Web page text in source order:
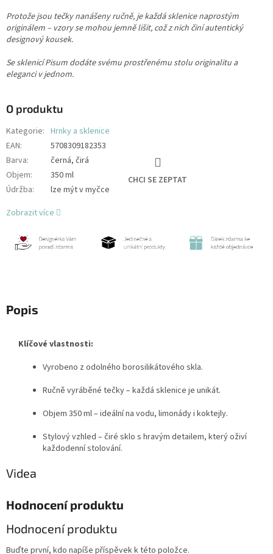
Protože jsou tečky nanášeny ručně, je každá sklenice naprostým
originálem – vzory se mohou jemně lišit, což z nich činí autentický
designový kousek.
Se sklenicí Pisum dodáte svému prostřenému stolu originalitu a
eleganci v jednom.
O produktu
Kategorie: Hrnky a sklenice
EAN:
5708309182353
Barva:
černá, čirá
Objem:
350 ml
Údržba: lze mýt v myčce
CHCI SE ZEPTAT
Zobrazit více
Popis
Klíčové vlastnosti:
Vyrobeno z odolného borosilikátového skla.
Ručně vyráběné tečky – každá sklenice je unikát.
Objem 350 ml – ideální na vodu, limonády i koktejly.
Stylový vzhled – čiré sklo s hravým detailem, který oživí
každodenní stolování.
Videa
Hodnocení produktu
Hodnocení produktu
Buďte první, kdo napíše příspěvek k této položce.